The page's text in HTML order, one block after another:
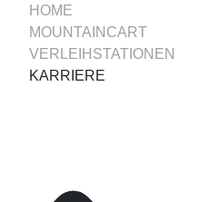
HOME
MOUNTAINCART
VERLEIHSTATIONEN
KARRIERE